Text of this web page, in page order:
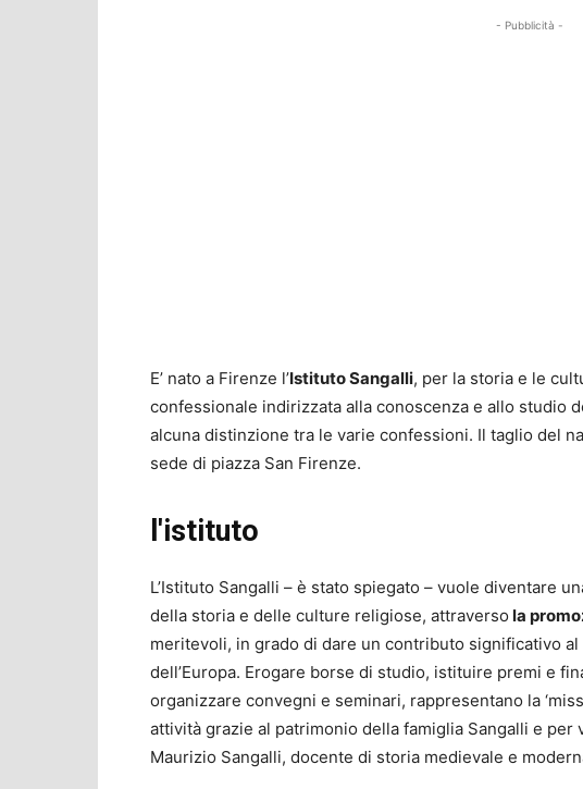
- Pubblicità -
E’ nato a Firenze l’Istituto Sangalli, per la storia e le
confessionale indirizzata alla conoscenza e allo studio
alcuna distinzione tra le varie confessioni. Il taglio del
sede di piazza San Firenze.
l'istituto
L’Istituto Sangalli – è stato spiegato – vuole diventare
della storia e delle culture religiose, attraverso la
meritevoli, in grado di dare un contributo significativo
dell’Europa. Erogare borse di studio, istituire premi e
organizzare convegni e seminari, rappresentano la
attività grazie al patrimonio della famiglia Sangalli e
Maurizio Sangalli, docente di storia medievale e